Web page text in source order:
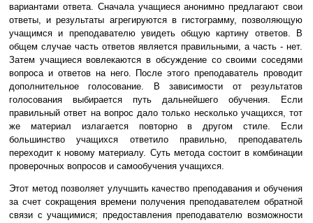
вариантами ответа. Сначала учащиеся анонимно предлагают свои
ответы, и результаты агрегируются в гистограмму, позволяющую
учащимся и преподавателю увидеть общую картину ответов. В
общем случае часть ответов является правильными, а часть - нет.
Затем учащиеся вовлекаются в обсуждение со своими соседями
вопроса и ответов на него. После этого преподаватель проводит
дополнительное голосование. В зависимости от результатов
голосования выбирается путь дальнейшего обучения. Если
правильный ответ на вопрос дало только несколько учащихся, тот
же материал излагается повторно в другом стиле. Если
большинство учащихся ответило правильно, преподаватель
переходит к новому материалу. Суть метода состоит в комбинации
проверочных вопросов и самообучения учащихся.
Этот метод позволяет улучшить качество преподавания и обучения
за счет сокращения времени получения преподавателем обратной
связи с учащимися; предоставления преподавателю возможности